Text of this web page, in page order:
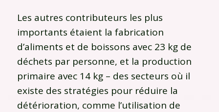
Les autres contributeurs les plus
importants étaient la fabrication
d’aliments et de boissons avec 23 kg de
déchets par personne, et la production
primaire avec 14 kg – des secteurs où il
existe des stratégies pour réduire la
détérioration, comme l’utilisation de